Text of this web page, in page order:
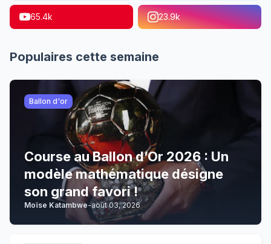
65.4k 23.9k
Populaires cette semaine
Ballon d'or
Course au Ballon d’Or 2026 : Un
modèle mathématique désigne
son grand favori !
Moïse Katambwe-août 03, 2026